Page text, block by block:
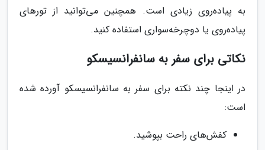
به پیاده‌روی زیادی است. همچنین می‌توانید از تورهای
پیاده‌روی یا دوچرخه‌سواری استفاده کنید.
نکاتی برای سفر به سانفرانسیسکو
در اینجا چند نکته برای سفر به سانفرانسیسکو آورده شده
است:
کفش‌های راحت بپوشید.